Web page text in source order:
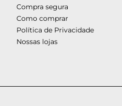
Compra segura
Como comprar
Política de Privacidade
Nossas lojas